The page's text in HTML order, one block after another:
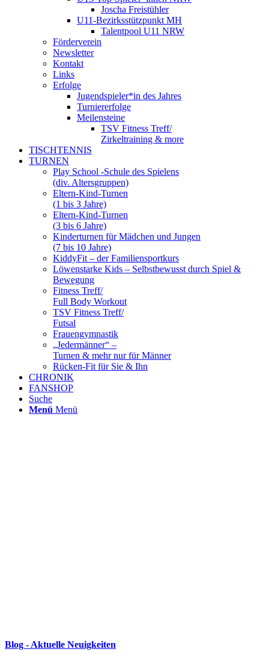
Joscha Freistühler
U11-Bezirksstützpunkt MH
Talentpool U11 NRW
Förderverein
Newsletter
Kontakt
Links
Erfolge
Jugendspieler*in des Jahres
Turniererfolge
Meilensteine
TSV Fitness Treff/
Zirkeltraining & more
TISCHTENNIS
TURNEN
Play School -Schule des Spielens
(div. Altersgruppen)
Eltern-Kind-Turnen
(1 bis 3 Jahre)
Eltern-Kind-Turnen
(3 bis 6 Jahre)
Kinderturnen für Mädchen und Jungen
(7 bis 10 Jahre)
KiddyFit – der Familiensportkurs
Löwenstarke Kids – Selbstbewusst durch Spiel &
Bewegung
Fitness Treff/
Full Body Workout
TSV Fitness Treff/
Futsal
Frauengymnastik
„Jedermänner“ –
Turnen & mehr nur für Männer
Rücken-Fit für Sie & Ihn
CHRONIK
FANSHOP
Suche
Menü Menü
Blog - Aktuelle Neuigkeiten